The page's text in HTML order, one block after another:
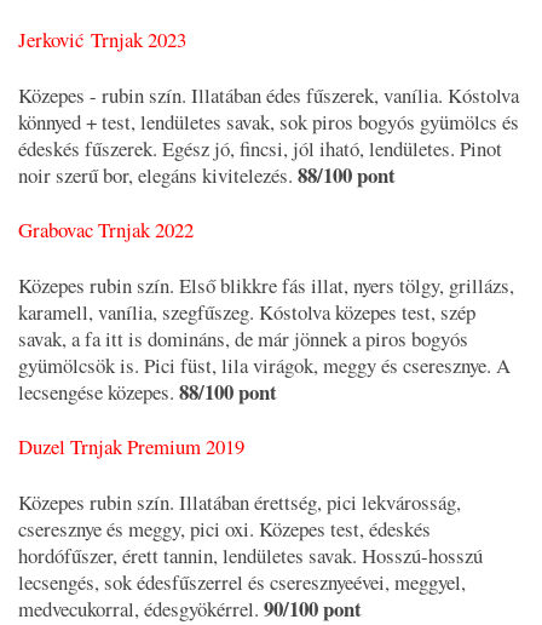
Jerković Trnjak 2023
Közepes - rubin szín. Illatában édes fűszerek, vanília. Kóstolva
könnyed + test, lendületes savak, sok piros bogyós gyümölcs és
édeskés fűszerek. Egész jó, fincsi, jól iható, lendületes. Pinot
noir szerű bor, elegáns kivitelezés. 88/100 pont
Grabovac Trnjak 2022
Közepes rubin szín. Első blikkre fás illat, nyers tölgy, grillázs,
karamell, vanília, szegfűszeg. Kóstolva közepes test, szép
savak, a fa itt is domináns, de már jönnek a piros bogyós
gyümölcsök is. Pici füst, lila virágok, meggy és cseresznye. A
lecsengése közepes. 88/100 pont
Duzel Trnjak Premium 2019
Közepes rubin szín. Illatában érettség, pici lekvárosság,
cseresznye és meggy, pici oxi. Közepes test, édeskés
hordófűszer, érett tannin, lendületes savak. Hosszú-hosszú
lecsengés, sok édesfűszerrel és cseresznyeévei, meggyel,
medvecukorral, édesgyökérrel. 90/100 pont